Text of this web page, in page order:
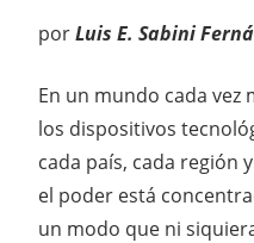
porLuis E. Sabini
En un mundo cada
los dispositivos
cada país, cada región
el poder está
un modo que ni